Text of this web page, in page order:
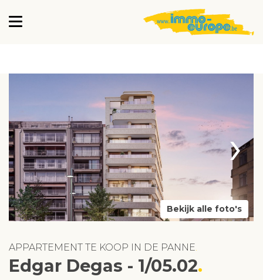
›
Bekijk alle foto's
APPARTEMENT TE KOOP IN DE PANNE
Edgar Degas - 1/05.02